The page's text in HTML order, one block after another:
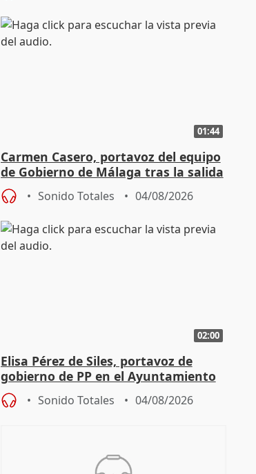
01:44
Carmen Casero, portavoz del equipo
de Gobierno de Málaga tras la salida
de Pérez de Siles
Sonido Totales 04/08/2026
02:00
Elisa Pérez de Siles, portavoz de
gobierno de PP en el Ayuntamiento
de Málaga, deja la política
Sonido Totales 04/08/2026